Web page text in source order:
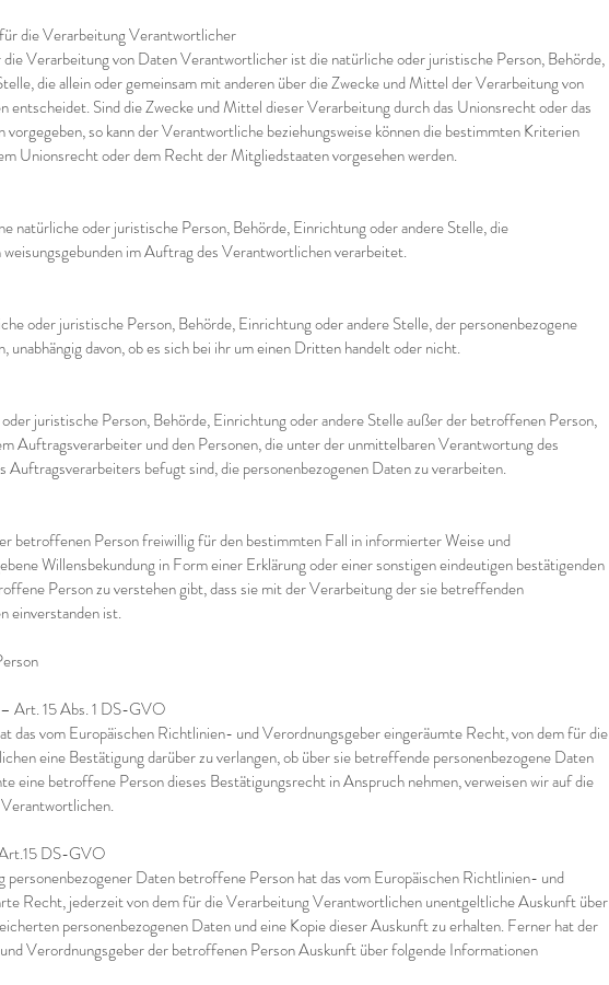
die Verarbeitung Verantwortlicher
Verarbeitung von Daten Verantwortlicher ist die natürliche oder juristische Person, Behörde,
die allein oder gemeinsam mit anderen über die Zwecke und Mittel der Verarbeitung von
entscheidet. Sind die Zwecke und Mittel dieser Verarbeitung durch das Unionsrecht oder das
so kann der Verantwortliche beziehungsweise können die bestimmten Kriterien
Unionsrecht oder dem Recht der Mitgliedstaaten vorgesehen werden.
natürliche oder juristische Person, Behörde, Einrichtung oder andere Stelle, die
im Auftrag des Verantwortlichen verarbeitet.
oder juristische Person, Behörde, Einrichtung oder andere Stelle, der personenbezogene
unabhängig davon, ob es sich bei ihr um einen Dritten handelt oder nicht.
juristische Person, Behörde, Einrichtung oder andere Stelle außer der betroffenen Person,
Auftragsverarbeiter und den Personen, die unter der unmittelbaren Verantwortung des
Auftragsverarbeiters befugt sind, die personenbezogenen Daten zu verarbeiten.
betroffenen Person freiwillig für den bestimmten Fall in informierter Weise und
Willensbekundung in Form einer Erklärung oder einer sonstigen eindeutigen bestätigenden
Person zu verstehen gibt, dass sie mit der Verarbeitung der sie betreffenden
einverstanden ist.
Art. 15 Abs. 1 DS-GVO
das vom Europäischen Richtlinien- und Verordnungsgeber eingeräumte Recht, von dem für die
eine Bestätigung darüber zu verlangen, ob über sie betreffende personenbezogene Daten
eine betroffene Person dieses Bestätigungsrecht in Anspruch nehmen, verweisen wir auf die
DS-GVO
personenbezogener Daten betroffene Person hat das vom Europäischen Richtlinien- und
Recht, jederzeit von dem für die Verarbeitung Verantwortlichen unentgeltliche Auskunft über
personenbezogenen Daten und eine Kopie dieser Auskunft zu erhalten. Ferner hat der
Verordnungsgeber der betroffenen Person Auskunft über folgende Informationen